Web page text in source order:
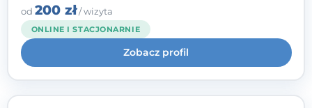
szacunkiem dla indywidualnej historii
każdego człowieka. Jestem w trakcie
czteroletniej szkoły psychoterapii
poznawczo-behawioralnej
rekomendowanej przez PTTPB.
od 200 zł/ wizyta
ONLINE I STACJONARNIE
Zobacz profil